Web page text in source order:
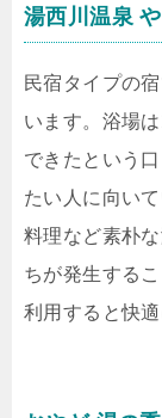
湯西川温泉
民宿タイプの
います。浴場
できたという
たい人に向い
料理など素朴
ちが発生する
利用すると快適